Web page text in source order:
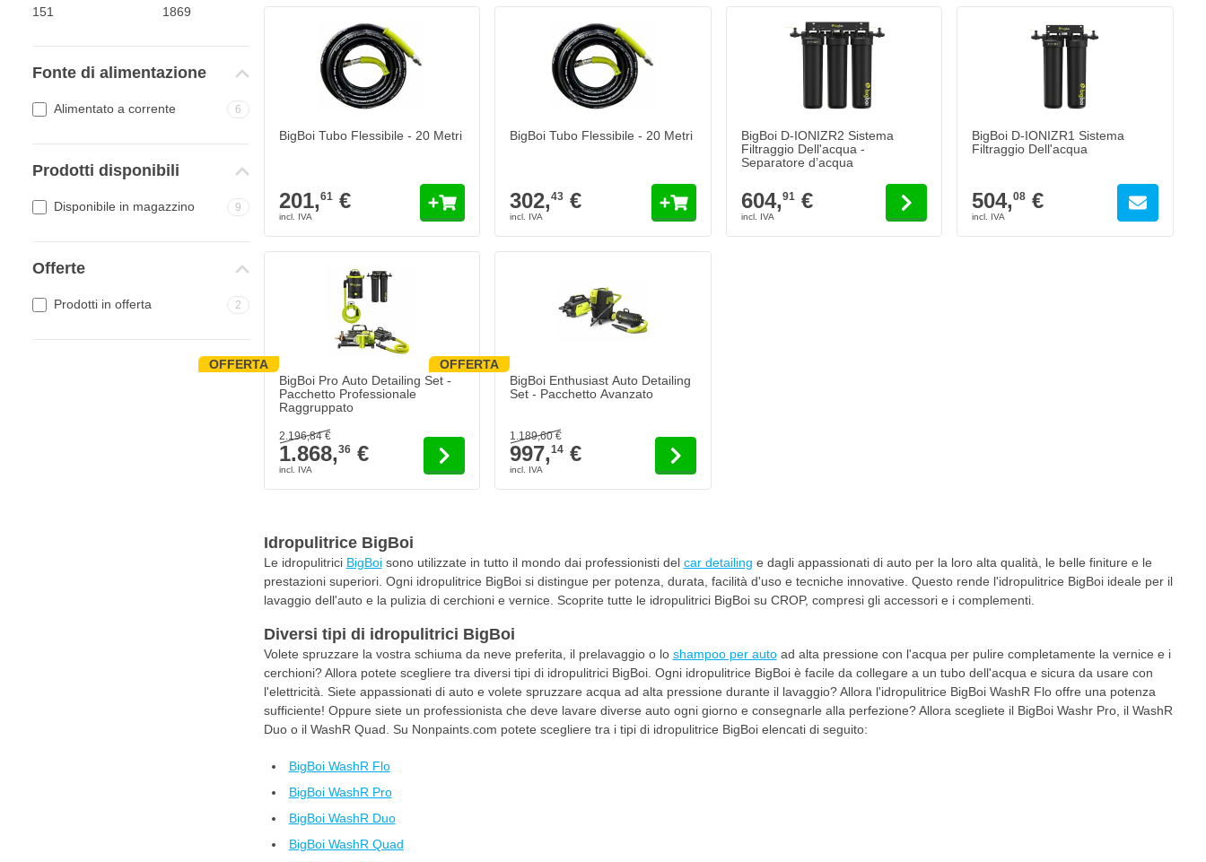
Fonte di alimentazione
Alimentato a corrente 6
Prodotti disponibili
Disponibile in magazzino 9
Offerte
Prodotti in offerta 2
BigBoi Tubo Flessibile - 20 Metri
201,61€
BigBoi Tubo Flessibile - 20 Metri
302,43 €
BigBoi D-IONIZR2 Sistema
Filtraggio Dell'acqua -
Separatore d’acqua
Il prezzo dipende dalle opzioni scelte nella pagina del prodotto.
604,91€
BigBoi D-IONIZR1 Sistema
Filtraggio Dell'acqua
Il prezzo dipende dalle opzioni scelte
504,08 €
OFFERTA
BigBoi Pro Auto Detailing Set -
Pacchetto Professionale
Raggruppato
Il prezzo dipende dalle opzioni scelte nella pagina del prodotto.
2.196,84€
1.868,36€
OFFERTA
BigBoi Enthusiast Auto Detailing
Set - Pacchetto Avanzato
Il prezzo dipende dalle opzioni scelte nella pagina del prodotto.
1.189,60€
997,14 €
Idropulitrice BigBoi
Le idropulitrici BigBoisono utilizzate in tutto il mondo dai professionisti del car detailing e dagli appassionati di auto per la loro alta qualità, le belle finiture e le
prestazioni superiori. Ogni idropulitrice BigBoi si distingue per potenza, durata, facilità d'uso e tecniche innovative. Questo rende l'idropulitrice BigBoi ideale per il
lavaggio dell'auto e la pulizia di cerchioni e vernice. Scoprite tutte le idropulitrici BigBoi su CROP, compresi gli accessori e i complementi.
Diversi tipi di idropulitrici BigBoi
Volete spruzzare la vostra schiuma da neve preferita, il prelavaggio o lo shampoo per autoad alta pressione con l'acqua per pulire completamente la vernice e i
cerchioni? Allora potete scegliere tra diversi tipi di idropulitrici BigBoi. Ogni idropulitrice BigBoi è facile da collegare a un tubo dell'acqua e sicura da usare con
l'elettricità. Siete appassionati di auto e volete spruzzare acqua ad alta pressione durante il lavaggio? Allora l'idropulitrice BigBoi WashR Flo offre una potenza
sufficiente! Oppure siete un professionista che deve lavare diverse auto ogni giorno e consegnarle alla perfezione? Allora scegliete il BigBoi Washr Pro, il WashR
Duo o il WashR Quad. Su Nonpaints.com potete scegliere tra i tipi di idropulitrice BigBoi elencati di seguito:
BigBoi WashR Flo
BigBoi WashR Pro
BigBoi WashR Duo
BigBoi WashR Quad